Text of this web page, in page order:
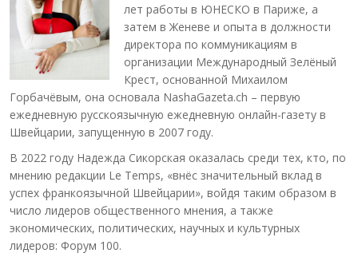
лет работы в ЮНЕСКО в Париже, а
затем в Женеве и опыта в должности
директора по коммуникациям в
организации Международный Зелёный
Крест, основанной Михаилом
Горбачёвым, она основала NashaGazeta.ch – первую
ежедневную русскоязычную ежедневную онлайн-газету в
Швейцарии, запущенную в 2007 году.
В 2022 году Надежда Сикорская оказалась среди тех, кто, по
мнению редакции Le Temps, «внёс значительный вклад в
успех франкоязычной Швейцарии», войдя таким образом в
число лидеров общественного мнения, а также
экономических, политических, научных и культурных
лидеров: Форум 100.